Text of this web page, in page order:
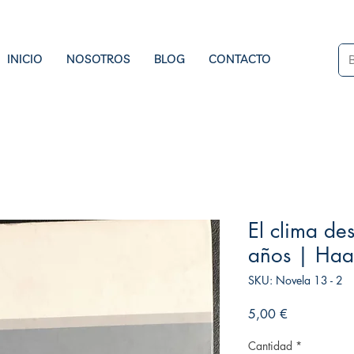
INICIO NOSOTROS BLOG CONTACTO
El clima
años |
SKU: Novela 13 - 2
5,00 €
Cantidad *